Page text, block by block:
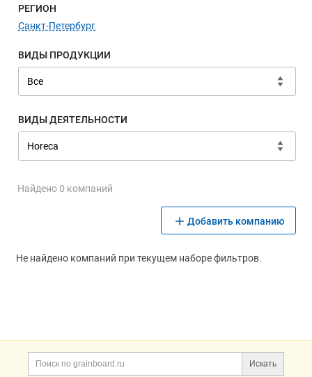
Меню навигации
РЕГИОН
Санкт-Петербург
ВИДЫ ПРОДУКЦИИ
ВИДЫ ДЕЯТЕЛЬНОСТИ
Найдено 0 компаний
Добавить компанию
Не найдено компаний при текущем наборе фильтров.
Дополнительная информация
Поиск по сайту и
Искать